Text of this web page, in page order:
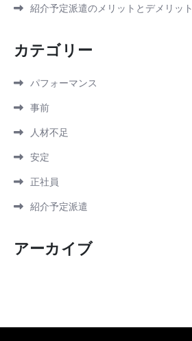
紹介予定派遣のメリットとデメリット
カテゴリー
パフォーマンス
事前
人材不足
安定
正社員
紹介予定派遣
アーカイブ